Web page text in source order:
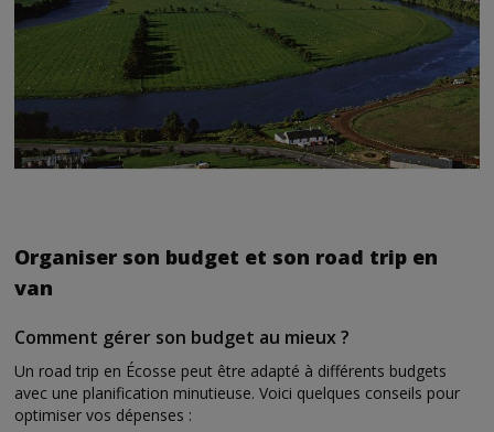
Organiser son budget et son road trip en
van
Comment gérer son budget au mieux ?
Un road trip en Écosse peut être adapté à différents budgets
avec une planification minutieuse. Voici quelques conseils pour
optimiser vos dépenses :